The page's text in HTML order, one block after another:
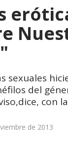
sexuales
del
con
de 2013